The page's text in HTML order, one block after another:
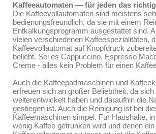
Kaffeeautomaten — für jeden das
Die Kaffeevollautomaten sind meistens
bedienungsfreundlich, da sie mit einem
Entkalkungsprogramm ausgestattet sind.
vielen verschiedenen Kaffeespezialitäten,
Kaffeevollautomat auf Knopfdruck
beliebt. Sei es Cappuccino, Espresso
Creme - alles kein Problem für einen
Auch die Kaffeepadmaschinen und
erfreuen sich an großer Beliebtheit, da sich
weiterentwickelt haben und daraufhin die
gestiegen ist. Auch die Reinigung ist bei
Kaffeemaschinen simpel. Für Haushalte,
wenig Kaffee getrunken wird und denen ein